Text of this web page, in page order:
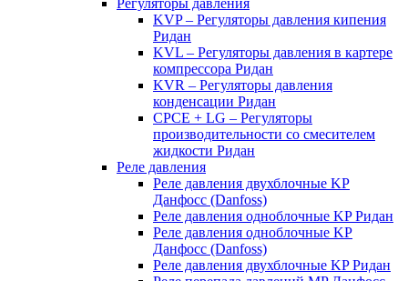
Регуляторы давления
KVP – Регуляторы давления кипения
Ридан
KVL – Регуляторы давления в картере
компрессора Ридан
KVR – Регуляторы давления
конденсации Ридан
CPCE + LG – Регуляторы
производительности со смесителем
жидкости Ридан
Реле давления
Реле давления двухблочные KP
Данфосс (Danfoss)
Реле давления одноблочные KP Ридан
Реле давления одноблочные KP
Данфосс (Danfoss)
Реле давления двухблочные KP Ридан